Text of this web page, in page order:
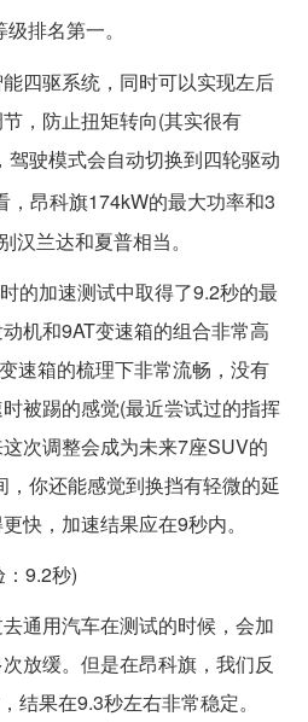
排名第一。
四驱系统，同时可以实现左后
，防止扭矩转向(其实很有
驶模式会自动切换到四轮驱动
，昂科旗174kW的最大功率和3
汉兰达和夏普相当。
的加速测试中取得了9.2秒的最
机和9AT变速箱的组合非常高
速箱的梳理下非常流畅，没有
被踢的感觉(最近尝试过的指挥
次调整会成为未来7座SUV的
，你还能感觉到换挡有轻微的延
快，加速结果应在9秒内。
9.2秒)
通用汽车在测试的时候，会加
放缓。但是在昂科旗，我们反
结果在9.3秒左右非常稳定。